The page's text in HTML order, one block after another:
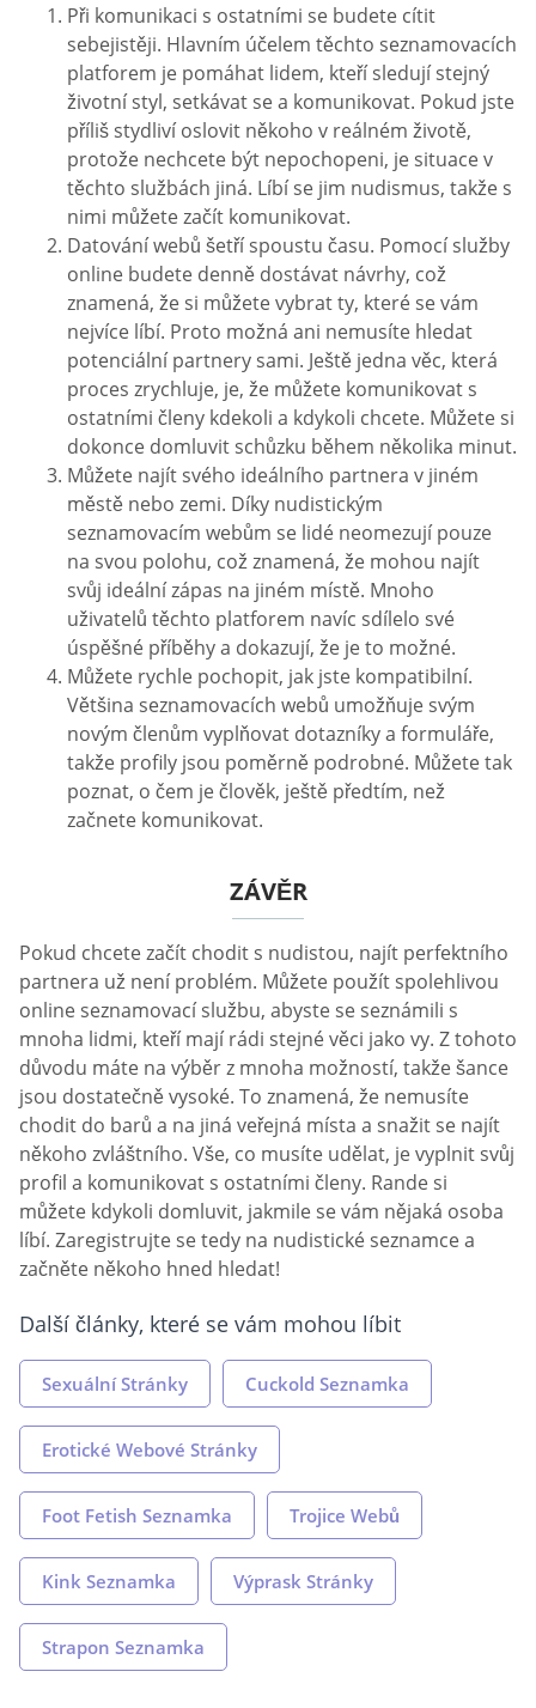
Při komunikaci s ostatními se budete cítit
sebejistěji. Hlavním účelem těchto seznamovacích
platforem je pomáhat lidem, kteří sledují stejný
životní styl, setkávat se a komunikovat. Pokud jste
příliš stydliví oslovit někoho v reálném životě,
protože nechcete být nepochopeni, je situace v
těchto službách jiná. Líbí se jim nudismus, takže s
nimi můžete začít komunikovat.
Datování webů šetří spoustu času. Pomocí služby
online budete denně dostávat návrhy, což
znamená, že si můžete vybrat ty, které se vám
nejvíce líbí. Proto možná ani nemusíte hledat
potenciální partnery sami. Ještě jedna věc, která
proces zrychluje, je, že můžete komunikovat s
ostatními členy kdekoli a kdykoli chcete. Můžete si
dokonce domluvit schůzku během několika minut.
Můžete najít svého ideálního partnera v jiném
městě nebo zemi. Díky nudistickým
seznamovacím webům se lidé neomezují pouze
na svou polohu, což znamená, že mohou najít
svůj ideální zápas na jiném místě. Mnoho
uživatelů těchto platforem navíc sdílelo své
úspěšné příběhy a dokazují, že je to možné.
Můžete rychle pochopit, jak jste kompatibilní.
Většina seznamovacích webů umožňuje svým
novým členům vyplňovat dotazníky a formuláře,
takže profily jsou poměrně podrobné. Můžete tak
poznat, o čem je člověk, ještě předtím, než
začnete komunikovat.
ZÁVĚR
Pokud chcete začít chodit s nudistou, najít perfektního
partnera už není problém. Můžete použít spolehlivou
online seznamovací službu, abyste se seznámili s
mnoha lidmi, kteří mají rádi stejné věci jako vy. Z tohoto
důvodu máte na výběr z mnoha možností, takže šance
jsou dostatečně vysoké. To znamená, že nemusíte
chodit do barů a na jiná veřejná místa a snažit se najít
někoho zvláštního. Vše, co musíte udělat, je vyplnit svůj
profil a komunikovat s ostatními členy. Rande si
můžete kdykoli domluvit, jakmile se vám nějaká osoba
líbí. Zaregistrujte se tedy na nudistické seznamce a
začněte někoho hned hledat!
Další články, které se vám mohou líbit
Sexuální Stránky Cuckold Seznamka
Erotické Webové Stránky
Foot Fetish Seznamka Trojice Webů
Kink Seznamka Výprask Stránky
Strapon Seznamka